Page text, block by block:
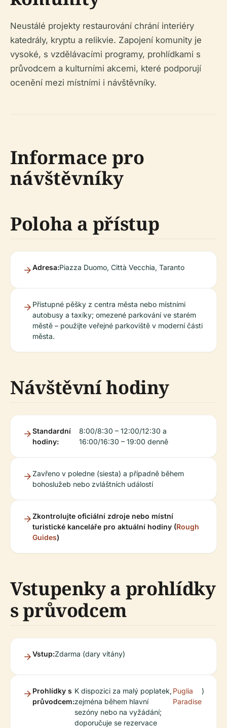
Neustálé projekty restaurování chrání interiéry
katedrály, kryptu a relikvie. Zapojení komunity je
vysoké, s vzdělávacími programy, prohlídkami s
průvodcem a kulturními akcemi, které podporují
ocenění mezi místními i návštěvníky.
Informace pro
návštěvníky
Poloha a přístup
Adresa:Piazza Duomo, Città Vecchia, Taranto
Přístupné pěšky z centra města nebo místními
autobusy a taxíky; omezené parkování ve starém
městě – použijte veřejné parkoviště v moderní části
města.
Návštěvní hodiny
Standardní
hodiny:
8:00/8:30 – 12:00/12:30 a
16:00/16:30 – 19:00 denně
Zavřeno v poledne (siesta) a případně během
bohoslužeb nebo zvláštních událostí
Zkontrolujte oficiální zdroje nebo místní
turistické kanceláře pro aktuální hodiny (Rough
Guides)
Vstupenky a prohlídky
s průvodcem
Vstup:Zdarma (dary vítány)
Prohlídky s
průvodcem:
K dispozici za malý poplatek,
zejména během hlavní
sezóny nebo na vyžádání;
doporučuje se rezervace
Puglia
Paradise
)